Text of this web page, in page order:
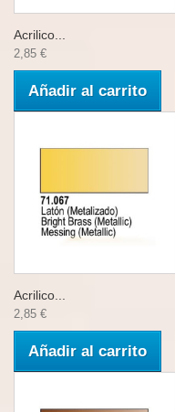
Acrilico...
2,85 €
Añadir al carrito
Acrilico...
2,85 €
Añadir al carrito